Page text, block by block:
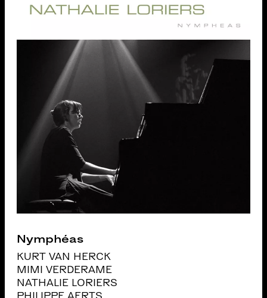
Nymphéas
KURT VAN HERCK
MIMI VERDERAME
NATHALIE LORIERS
PHILIPPE AERTS